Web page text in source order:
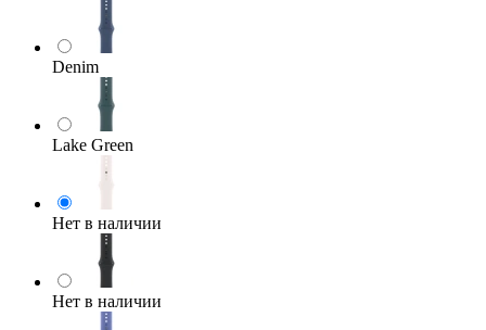
Denim
Lake Green
Нет в наличии
Нет в наличии